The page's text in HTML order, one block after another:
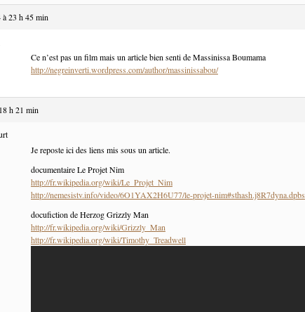
à 23 h 45 min
Ce n’est pas un film mais un article bien senti de Massinissa Boumama
http://negreinverti.wordpress.com/author/massinissabou/
h 21 min
Je reposte ici des liens mis sous un article.
documentaire Le Projet Nim
http://fr.wikipedia.org/wiki/Le_Projet_Nim
http://nemesistv.info/video/6O1YAX2H6U77/le-projet-nim#sthash.j8R7dyna.dpbs
docufiction de Herzog Grizzly Man
http://fr.wikipedia.org/wiki/Grizzly_Man
http://fr.wikipedia.org/wiki/Timothy_Treadwell